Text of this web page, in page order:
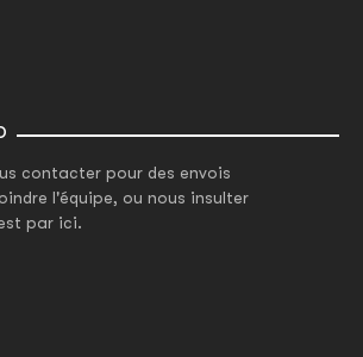
contacter pour des envois
l'équipe, ou nous insulter
par ici.